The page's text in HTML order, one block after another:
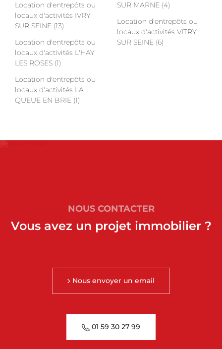
Location d'entrepôts ou
locaux d'activités IVRY
SUR SEINE (13)
Location d'entrepôts ou
locaux d'activités L'HAY
LES ROSES (1)
Location d'entrepôts ou
locaux d'activités LA
QUEUE EN BRIE (1)
SUR MARNE (4)
Location d'entrepôts ou
locaux d'activités VITRY
SUR SEINE (6)
NOUS CONTACTER
Vous avez un projet immobilier ?
Nous envoyer un email
01 59 30 27 99